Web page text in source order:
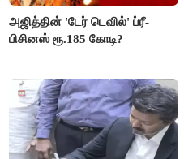
அஜித்தின் 'டேர் டெவில்' ப்ரீ-
பிசினஸ் ரூ.185 கோடி?